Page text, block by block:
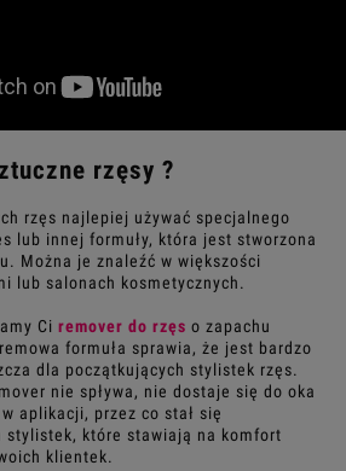
rzęsy ?
rzęs najlepiej używać specjalnego
lub innej formuły, która jest stworzona
Można je znaleźć w większości
lub salonach kosmetycznych.
Ci remover do rzęs o zapachu
formuła sprawia, że jest bardzo
dla początkujących stylistek rzęs.
nie spływa, nie dostaje się do oka
aplikacji, przez co stał się
stylistek, które stawiają na komfort
klientek.